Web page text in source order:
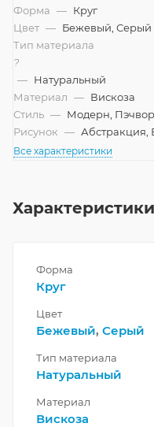
Форма — Круг
Цвет — Бежевый, Серый
Тип материала
?
— Натуральный
Материал — Вискоза
Стиль — Модерн,
Рисунок — Абстракция,
Все характеристики
Характеристики
Форма
Круг
Цвет
Бежевый, Серый
Тип материала
Натуральный
Материал
Вискоза